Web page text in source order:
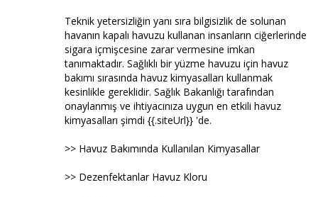
Teknik yetersizliğin yanı sıra bilgisizlik de solunan
havanın kapalı havuzu kullanan insanların ciğerlerinde
sigara içmişcesine zarar vermesine imkan
tanımaktadır. Sağlıklı bir yüzme havuzu için havuz
bakımı sırasında havuz kimyasalları kullanmak
kesinlikle gereklidir. Sağlık Bakanlığı tarafından
onaylanmış ve ihtiyacınıza uygun en etkili havuz
kimyasalları şimdi {{.siteUrl}} 'de.
>> Havuz Bakımında Kullanılan Kimyasallar
>> Dezenfektanlar Havuz Kloru